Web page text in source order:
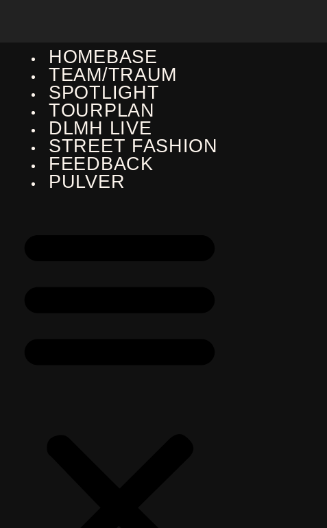
HOMEBASE
TEAM/TRAUM
SPOTLIGHT
TOURPLAN
DLMH LIVE
STREET FASHION
FEEDBACK
PULVER